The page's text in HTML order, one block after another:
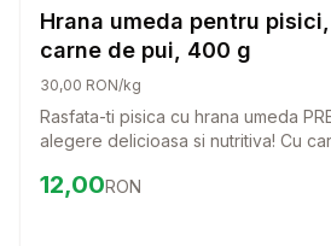
Hrana umeda pentru pisici,
carne de pui, 400 g
30,00 RON/kg
Rasfata-ti pisica cu hrana umeda
alegere delicioasa si nutritiva! Cu
pentru a fi sanatoasa si fericita.
Preț:12.00
12,00RON